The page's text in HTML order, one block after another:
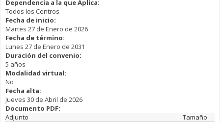
Dependencia a la que Aplica:
Todos los Centros
Fecha de inicio:
Martes 27 de Enero de 2026
Fecha de término:
Lunes 27 de Enero de 2031
Duración del convenio:
5 años
Modalidad virtual:
No
Fecha alta:
Jueves 30 de Abril de 2026
Documento PDF:
Adjunto
Tamaño